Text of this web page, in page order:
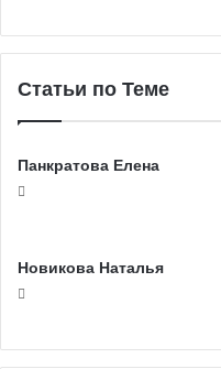
Статьи по Теме
Панкратова Елена
Новикова Наталья